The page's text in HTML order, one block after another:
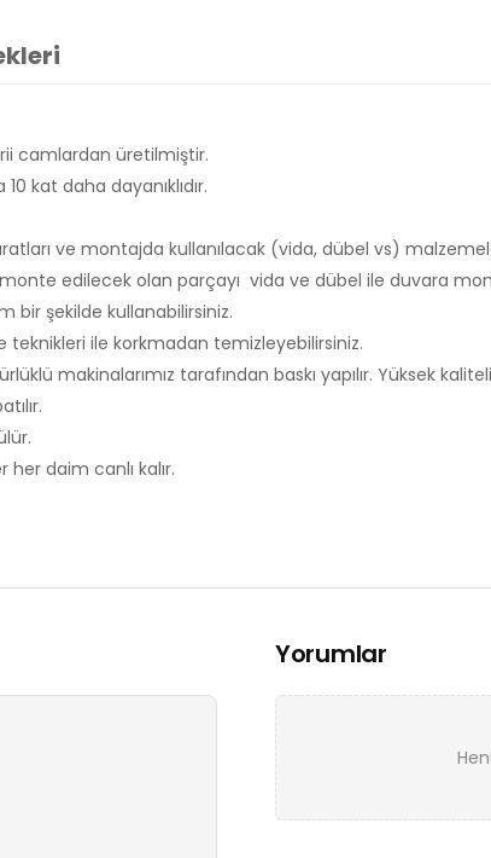
camlardan üretilmiştir.
kat daha dayanıklıdır.
ve montajda kullanılacak (vida, dübel vs)
edilecek olan parçayı vida ve dübel ile duvara
bir şekilde kullanabilirsiniz.
teknikleri ile korkmadan temizleyebilirsiniz.
makinalarımız tarafından baskı yapılır. Yüksek
daim canlı kalır.
Yorumlar